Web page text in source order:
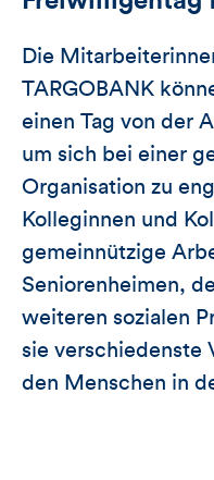
Die
TARGOBANK
einen Tag von der
um sich bei einer
Organisation zu
Kolleginnen und
gemeinnützige
Seniorenheimen,
weiteren sozialen
sie verschiedenste
den Menschen in